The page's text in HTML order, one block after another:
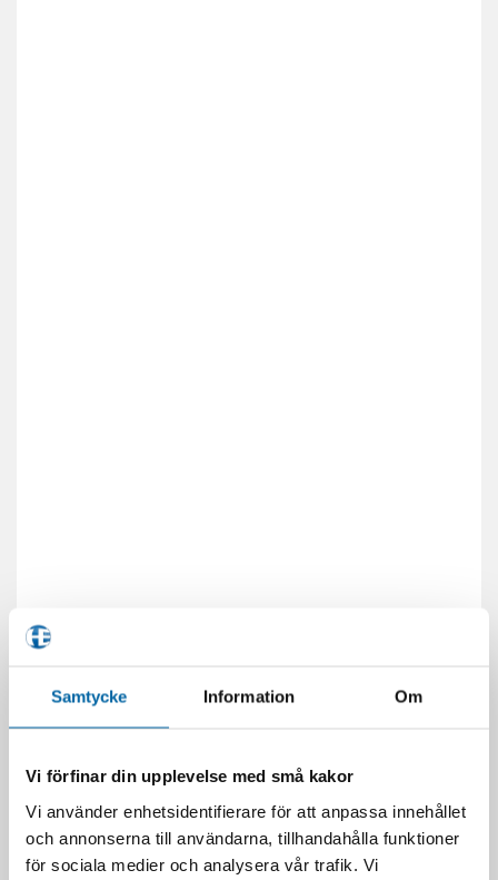
Samtycke Information Om
Vi förfinar din upplevelse med små kakor
Vi använder enhetsidentifierare för att anpassa innehållet
och annonserna till användarna, tillhandahålla funktioner
för sociala medier och analysera vår trafik. Vi
RELATERADE PRODUKTER